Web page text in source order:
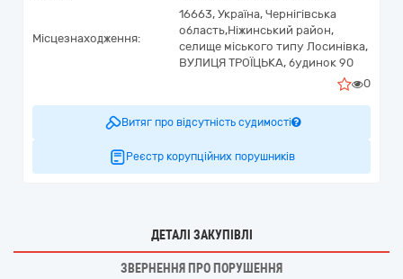
Місцезнаходження:
16663, Україна, Чернігівська
область,Ніжинський район,
селище міського типу Лосинівка,
ВУЛИЦЯ ТРОЇЦЬКА, будинок 90
0
Витяг про відсутність судимості
Реєстр корупційних порушників
ДЕТАЛІ ЗАКУПІВЛІ
ЗВЕРНЕННЯ ПРО ПОРУШЕННЯ